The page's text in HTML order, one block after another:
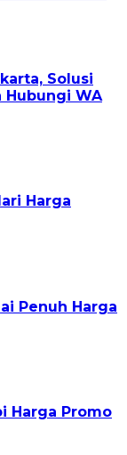
Solusi
Hubungi WA
Harga
Penuh Harga
Harga Promo